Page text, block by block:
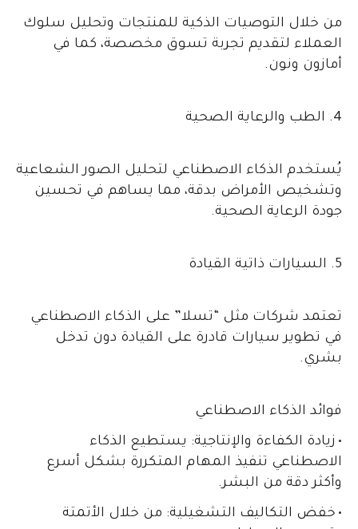
من خلال التوصيات الذكية للمنتجات وتحليل سلوك
العملاء لتقديم تجربة تسوق مخصصة، كما في
أمازون ونون.
4. الطب والرعاية الصحية
يُستخدم الذكاء الاصطناعي لتحليل الصور الشعاعية
وتشخيص الأمراض بدقة، مما يساهم في تحسين
جودة الرعاية الصحية.
5. السيارات ذاتية القيادة
تعتمد شركات مثل “تسلا” على الذكاء الاصطناعي
في تطوير سيارات قادرة على القيادة دون تدخل
بشري.
فوائد الذكاء الاصطناعي
• زيادة الكفاءة والإنتاجية: يستطيع الذكاء
الاصطناعي تنفيذ المهام المتكررة بشكل أسرع
وأكثر دقة من البشر.
• خفض التكاليف التشغيلية: من خلال الأتمتة